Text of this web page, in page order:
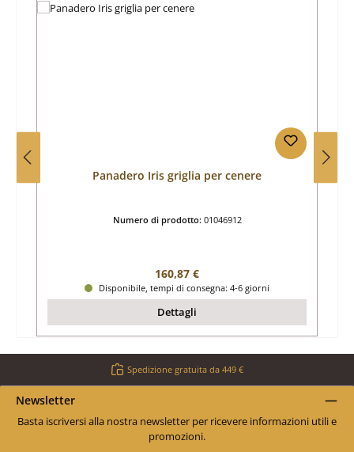
Panadero Iris griglia per cenere
Numero di prodotto: 01046912
Prezzo normale:
160,87 €
Disponibile, tempi di consegna: 4-6 giorni
Dettagli
Spedizione gratuita da 449 €
Newsletter
Basta iscriversi alla nostra newsletter per ricevere informazioni utili e
promozioni.